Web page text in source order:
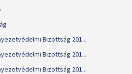
Bizottság 201...
Bizottság 201...
Bizottság 201...